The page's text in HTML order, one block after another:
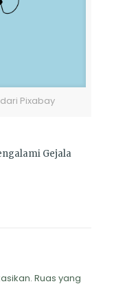
Pixabay
Gejala
Ruas yang